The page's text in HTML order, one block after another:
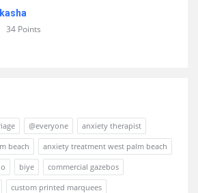
34 Points
@everyone
anxiety therapist
beach
anxiety treatment west palm beach
biye
commercial gazebos
custom printed marquees